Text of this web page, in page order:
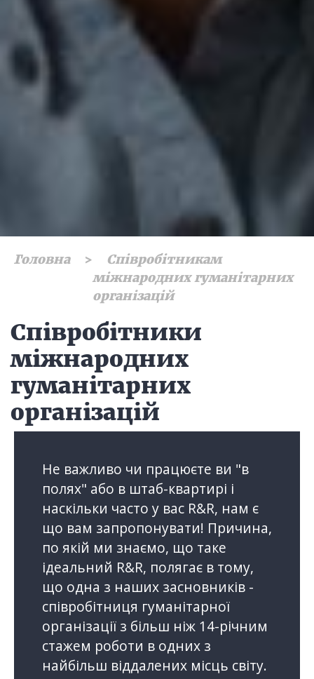
Головна
Співробітникам
міжнародних гуманітарних
організацій
Співробітники
міжнародних
гуманітарних
організацій
Не важливо чи працюєте ви "в
полях" або в штаб-квартирі і
наскільки часто у вас R&R, нам є
що вам запропонувати! Причина,
по якій ми знаємо, що таке
ідеальний R&R, полягає в тому,
що одна з наших засновників -
співробітниця гуманітарної
організації з більш ніж 14-річним
стажем роботи в одних з
найбільш віддалених місць світу.